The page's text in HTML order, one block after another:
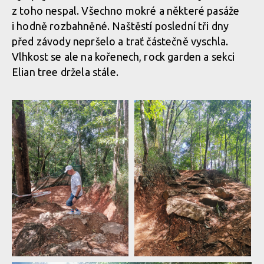
MIlan Suchomel třetí na Mistrovství světa Masters v Cairns
MIlan Suchomel třetí na Mistrovství světa Masters v Cairns
MIlan Suchomel třetí na Mistrovství světa Masters v Cairns
MIlan Suchomel třetí na Mistrovství světa Masters v Cairns
MIlan Suchomel třetí na Mistrovství světa Masters v Cairns
z toho nespal. Všechno mokré a některé pasáže
i hodně rozbahněné. Naštěstí poslední tři dny
před závody nepršelo a trať částečně vyschla.
Vlhkost se ale na kořenech, rock garden a sekci
Elian tree držela stále.